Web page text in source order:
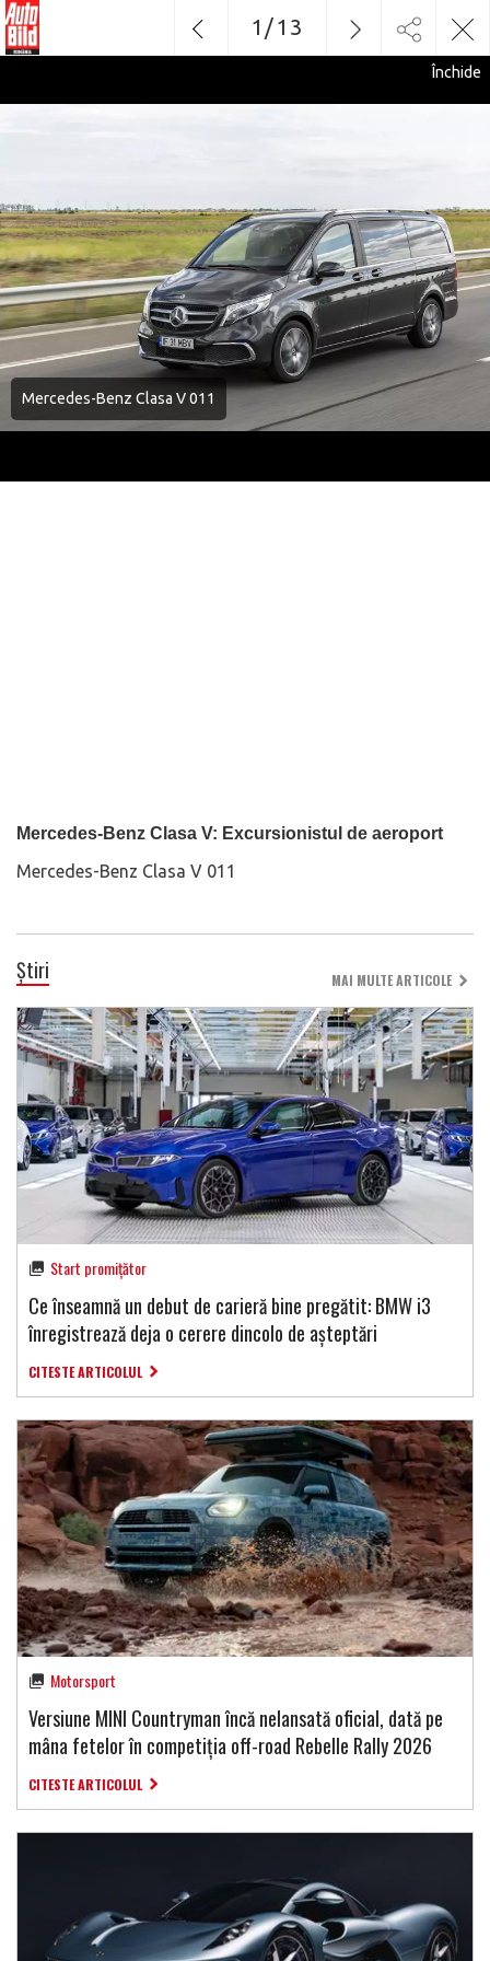
Mercedes-Benz Clasa V 011
Mercedes-Benz Clasa V: Excursionistul de aeroport
Mercedes-Benz Clasa V 011
Închide
1 /13
Știri MAI MULTE ARTICOLE
Start promițător
Ce înseamnă un debut de carieră bine pregătit: BMW i3
înregistrează deja o cerere dincolo de așteptări
CITESTE ARTICOLUL
Motorsport
Versiune MINI Countryman încă nelansată oficial, dată pe
mâna fetelor în competiția off-road Rebelle Rally 2026
CITESTE ARTICOLUL